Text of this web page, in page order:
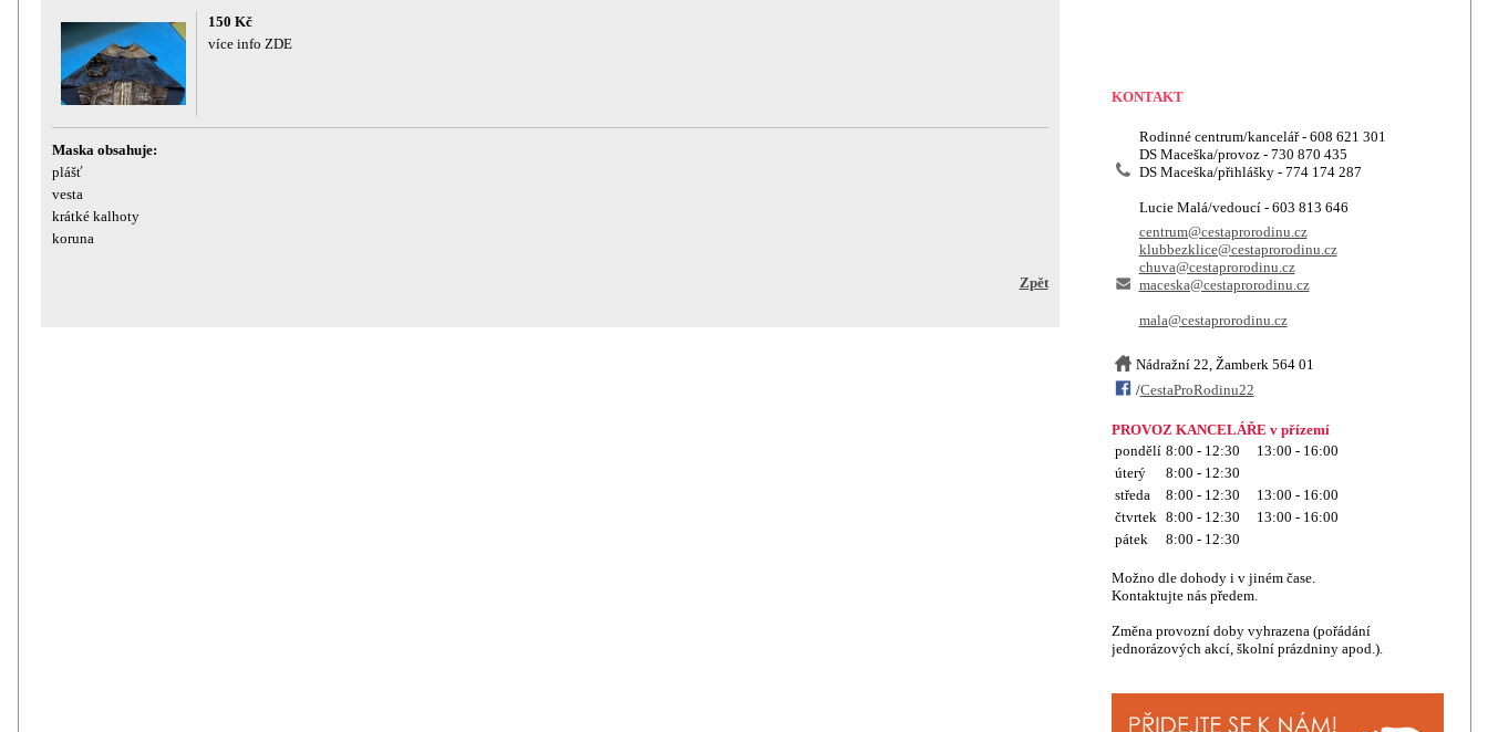
150 Kč
více info ZDE
Maska obsahuje:
plášť
vesta
krátké kalhoty
koruna
Zpět
KONTAKT
Rodinné centrum/kancelář - 608 621 301
DS Maceška/provoz - 730 870 435
DS Maceška/přihlášky - 774 174 287
Lucie Malá/vedoucí - 603 813 646
centrum@cestaprorodinu.cz
klubbezklice@cestaprorodinu.cz
chuva@cestaprorodinu.cz
maceska@cestaprorodinu.cz
mala@cestaprorodinu.cz
Nádražní 22, Žamberk 564 01
/CestaProRodinu22
PROVOZ KANCELÁŘE v přízemí
pondělí 8:00 - 12:30 13:00 - 16:00
úterý
8:00 - 12:30
středa
8:00 - 12:30 13:00 - 16:00
čtvrtek 8:00 - 12:30 13:00 - 16:00
pátek
8:00 - 12:30
Možno dle dohody i v jiném čase.
Kontaktujte nás předem.
Změna provozní doby vyhrazena (pořádání
jednorázových akcí, školní prázdniny apod.).